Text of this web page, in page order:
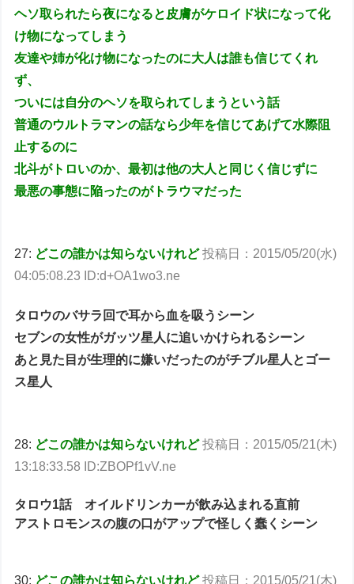
ヘソ取られたら夜になると皮膚がケロイド状になって化
け物になってしまう
友達や姉が化け物になったのに大人は誰も信じてくれ
ず、
ついには自分のヘソを取られてしまうという話
普通のウルトラマンの話なら少年を信じてあげて水際阻
止するのに
北斗がトロいのか、最初は他の大人と同じく信じずに
最悪の事態に陥ったのがトラウマだった
27: どこの誰かは知らないけれど 投稿日：2015/05/20(水)
04:05:08.23 ID:d+OA1wo3.ne
タロウのバサラ回で耳から血を吸うシーン
セブンの女性がガッツ星人に追いかけられるシーン
あと見た目が生理的に嫌いだったのがチブル星人とゴー
ス星人
28: どこの誰かは知らないけれど 投稿日：2015/05/21(木)
13:18:33.58 ID:ZBOPf1vV.ne
タロウ1話 オイルドリンカーが飲み込まれる直前
アストロモンスの腹の口がアップで怪しく蠢くシーン
30: どこの誰かは知らないけれど 投稿日：2015/05/21(木)